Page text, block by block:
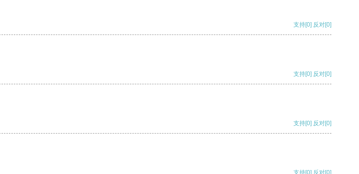
支持[0] 反对[0]
支持[0] 反对[0]
支持[0] 反对[0]
支持[0] 反对[0]